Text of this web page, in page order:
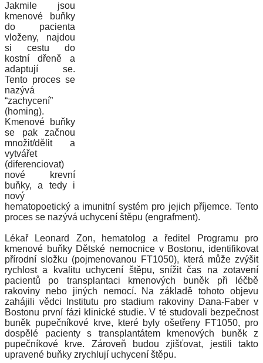
Jakmile jsou
kmenové buňky
do pacienta
vloženy, najdou
si cestu do
kostní dřeně a
adaptují se.
Tento proces se
nazývá
“zachycení”
(homing).
Kmenové buňky
se pak začnou
množit/dělit a
vytvářet
(diferenciovat)
nové krevní
buňky, a tedy i
nový
hematopoetický a imunitní systém pro jejich příjemce. Tento
proces se nazývá uchycení štěpu (engrafment).
Lékař Leonard Zon, hematolog a ředitel Programu pro
kmenové buňky Dětské nemocnice v Bostonu, identifikovat
přírodní složku (pojmenovanou FT1050), která může zvýšit
rychlost a kvalitu uchycení štěpu, snížit čas na zotavení
pacientů po transplantaci kmenových buněk při léčbě
rakoviny nebo jiných nemocí. Na základě tohoto objevu
zahájili vědci Institutu pro stadium rakoviny Dana-Faber v
Bostonu první fázi klinické studie. V té studovali bezpečnost
buněk pupečníkové krve, které byly ošetřeny FT1050, pro
dospělé pacienty s transplantátem kmenových buněk z
pupečníkové krve. Zároveň budou zjišťovat, jestili takto
upravené buňky zrychlují uchycení štěpu.